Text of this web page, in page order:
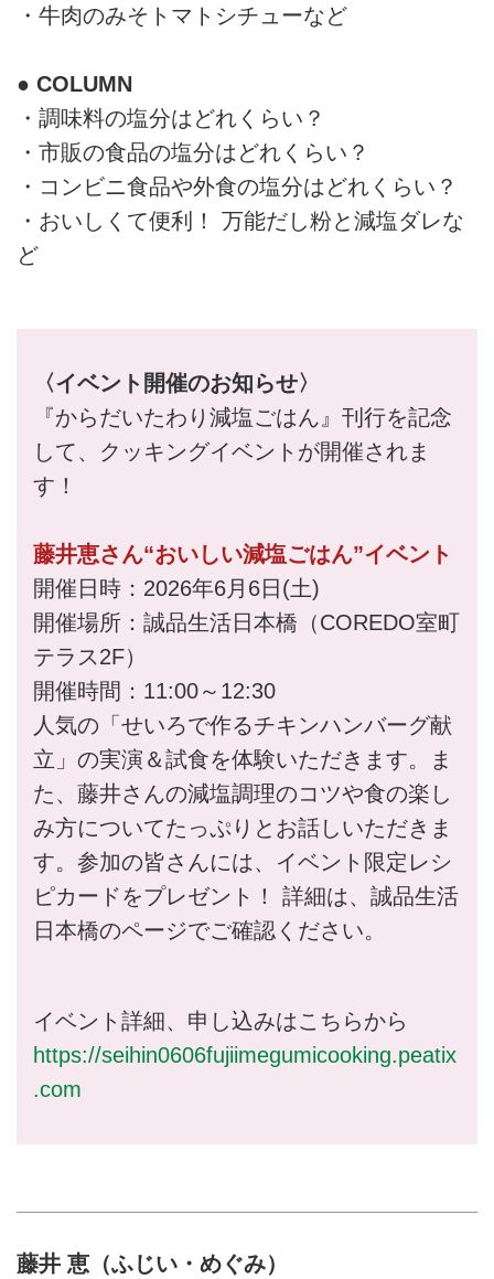
・牛肉のみそトマトシチューなど
● COLUMN
・調味料の塩分はどれくらい？
・市販の食品の塩分はどれくらい？
・コンビニ食品や外食の塩分はどれくらい？
・おいしくて便利！ 万能だし粉と減塩ダレな
ど
〈イベント開催のお知らせ〉
『からだいたわり減塩ごはん』刊行を記念
して、クッキングイベントが開催されま
す！
藤井恵さん“おいしい減塩ごはん”イベント
開催日時：2026年6月6日(土)
開催場所：誠品生活日本橋（COREDO室町
テラス2F）
開催時間：11:00～12:30
人気の「せいろで作るチキンハンバーグ献
立」の実演＆試食を体験いただきます。ま
た、藤井さんの減塩調理のコツや食の楽し
み方についてたっぷりとお話しいただきま
す。参加の皆さんには、イベント限定レシ
ピカードをプレゼント！ 詳細は、誠品生活
日本橋のページでご確認ください。
イベント詳細、申し込みはこちらから
https://seihin0606fujiimegumicooking.peatix
.com
藤井 恵（ふじい・めぐみ）